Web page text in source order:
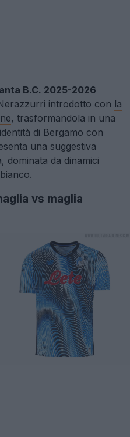
B.C. 2025-2026
introdotto con la
, trasformandola in una
di Bergamo con
una suggestiva
dominata da dinamici
vs maglia